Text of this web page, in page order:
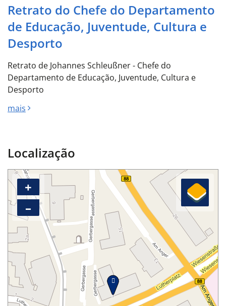
Retrato do Chefe do Departamento
de Educação, Juventude, Cultura e
Desporto
Retrato de Johannes Schleußner - Chefe do
Departamento de Educação, Juventude, Cultura e
Desporto
mais
Localização
+
–